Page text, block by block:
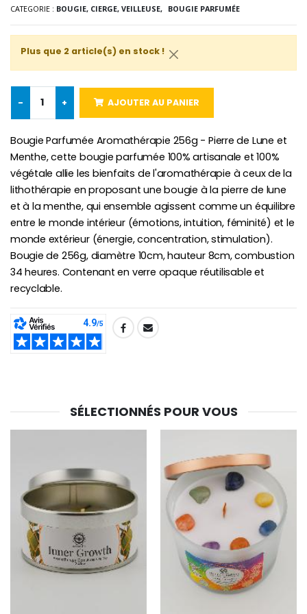
€5.50 €4.95
-25%
Lot de 20 Bougies de Neuvaine Blanches
€78.00 €58.50
Huile d'Onction
€9.90
€130.00
€5.00
CATEGORIE : BOUGIE, CIERGE, VEILLEUSE, BOUGIE PARFUMÉE
Plus que 2 article(s) en stock !
- + AJOUTER AU PANIER
Bougie Parfumée Aromathérapie 256g - Pierre de Lune et
Menthe, cette bougie parfumée 100% artisanale et 100%
végétale allie les bienfaits de l'aromathérapie à ceux de la
lithothérapie en proposant une bougie à la pierre de lune
et à la menthe, qui ensemble agissent comme un équilibre
entre le monde intérieur (émotions, intuition, féminité) et le
monde extérieur (énergie, concentration, stimulation).
Bougie de 256g, diamètre 10cm, hauteur 8cm, combustion
34 heures. Contenant en verre opaque réutilisable et
recyclable.
SHARE:
SÉLECTIONNÉS POUR VOUS